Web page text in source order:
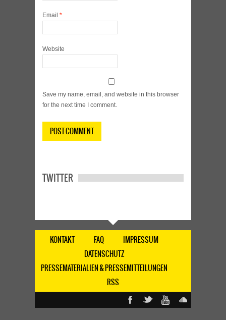
Email *
Website
Save my name, email, and website in this browser
for the next time I comment.
TWITTER
KONTAKT FAQ
IMPRESSUM
DATENSCHUTZ
PRESSEMATERIALIEN & PRESSEMITTEILUNGEN
RSS